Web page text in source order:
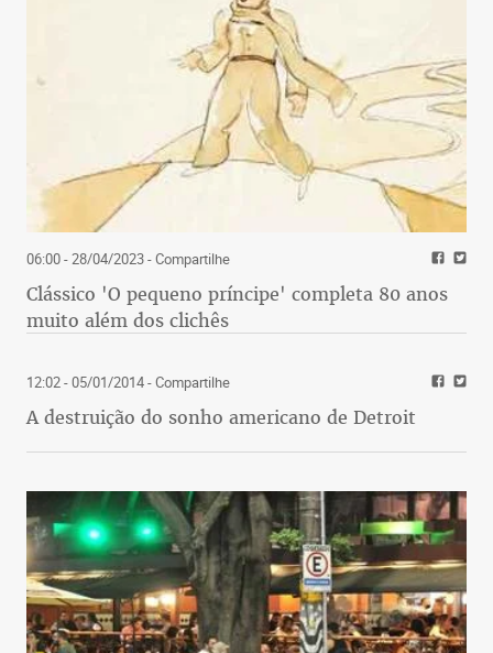
06:00 - 28/04/2023- Compartilhe
Clássico 'O pequeno príncipe' completa 80 anos
muito além dos clichês
12:02 - 05/01/2014- Compartilhe
A destruição do sonho americano de Detroit